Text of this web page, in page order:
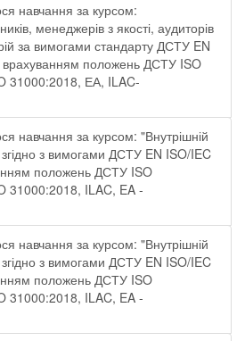
навчання за курсом:
менеджерів з якості, аудиторів
за вимогами стандарту ДСТУ EN
врахуванням положень ДСТУ ISO
31000:2018, ЕА, ILAC-
навчання за курсом: "Внутрішній
з вимогами ДСТУ EN ISO/IEC
положень ДСТУ ISO
31000:2018, ILAC, EA -
навчання за курсом: "Внутрішній
з вимогами ДСТУ EN ISO/IEC
положень ДСТУ ISO
31000:2018, ILAC, EA -